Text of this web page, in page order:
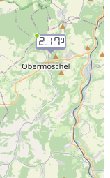
2.179